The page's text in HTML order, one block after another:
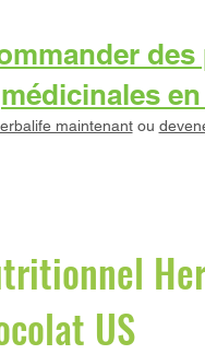
des
médicinales
maintenantou
US